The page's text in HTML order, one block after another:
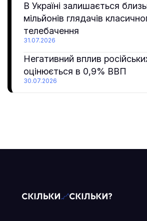
В Україні залишається
мільйонів глядачів
телебачення
31.07.2026
Негативний вплив
оцінюється в 0,9% ВВП
30.07.2026